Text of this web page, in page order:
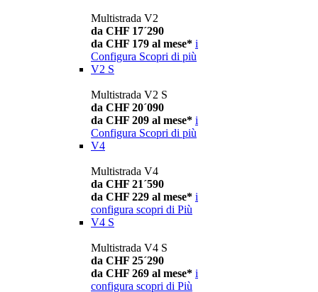
Multistrada V2
da CHF 17´290
da CHF 179 al mese* i
Configura Scopri di più
V2 S
Multistrada V2 S
da CHF 20´090
da CHF 209 al mese* i
Configura Scopri di più
V4
Multistrada V4
da CHF 21´590
da CHF 229 al mese* i
configura scopri di Più
V4 S
Multistrada V4 S
da CHF 25´290
da CHF 269 al mese* i
configura scopri di Più